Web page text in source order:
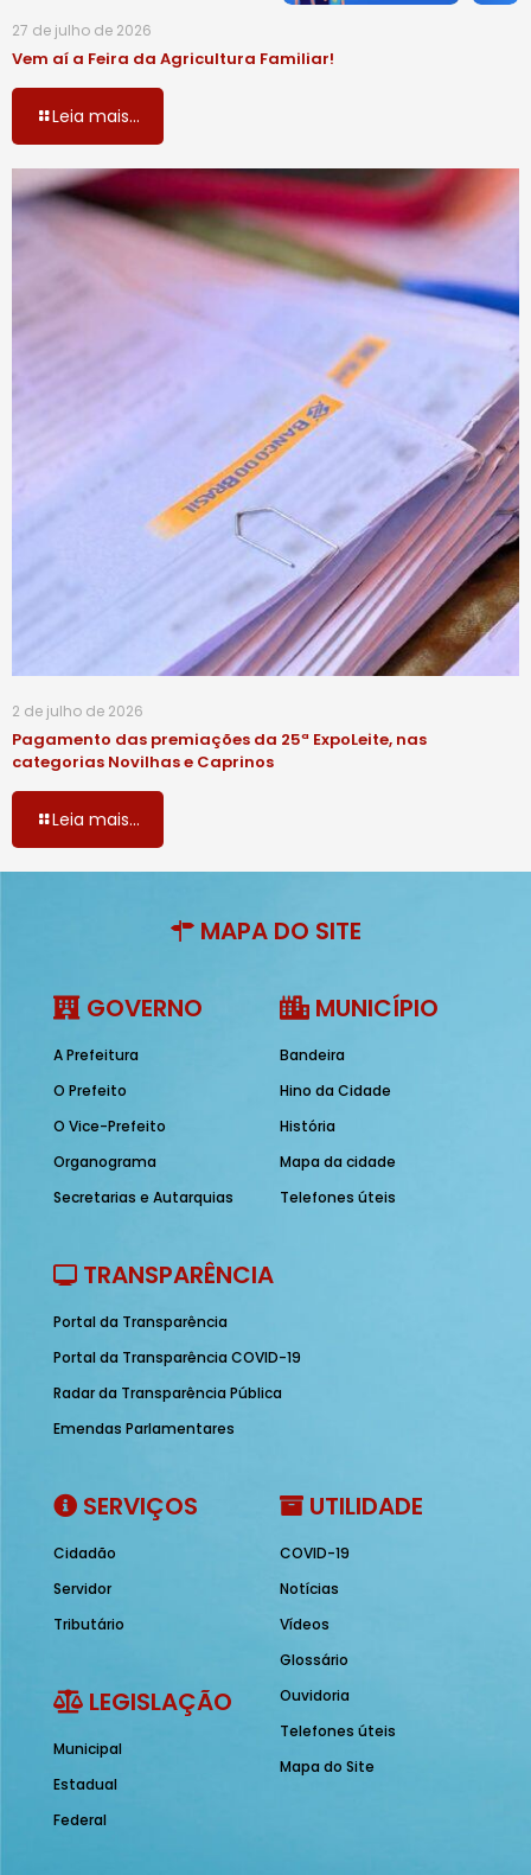
27 de julho de 2026
Vem aí a Feira da Agricultura Familiar!
Leia mais...
2 de julho de 2026
Pagamento das premiações da 25ª ExpoLeite, nas
categorias Novilhas e Caprinos
Leia mais...
MAPA DO SITE
GOVERNO
A Prefeitura
O Prefeito
O Vice-Prefeito
Organograma
Secretarias e Autarquias
MUNICÍPIO
Bandeira
Hino da Cidade
História
Mapa da cidade
Telefones úteis
TRANSPARÊNCIA
Portal da Transparência
Portal da Transparência COVID-19
Radar da Transparência Pública
Emendas Parlamentares
SERVIÇOS
Cidadão
Servidor
Tributário
LEGISLAÇÃO
Municipal
Estadual
Federal
UTILIDADE
COVID-19
Notícias
Vídeos
Glossário
Ouvidoria
Telefones úteis
Mapa do Site